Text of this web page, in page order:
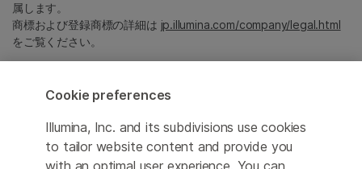
属します。
商標および登録商標の詳細は jp.illumina.com/company/legal.html
をご覧ください。
Cookie Management Center
プライバシーポリシ
Cookie preferences
Illumina, Inc. and its subdivisions use cookies
to tailor website content and provide you
with an optimal user experience. You can